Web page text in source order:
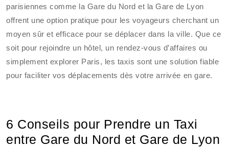
parisiennes comme la Gare du Nord et la Gare de Lyon
offrent une option pratique pour les voyageurs cherchant un
moyen sûr et efficace pour se déplacer dans la ville. Que ce
soit pour rejoindre un hôtel, un rendez-vous d’affaires ou
simplement explorer Paris, les taxis sont une solution fiable
pour faciliter vos déplacements dès votre arrivée en gare.
6 Conseils pour Prendre un Taxi
entre Gare du Nord et Gare de Lyon